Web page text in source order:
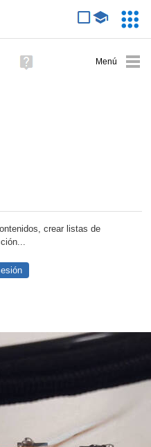
avanzada
Ayuda
(en
crear listas de